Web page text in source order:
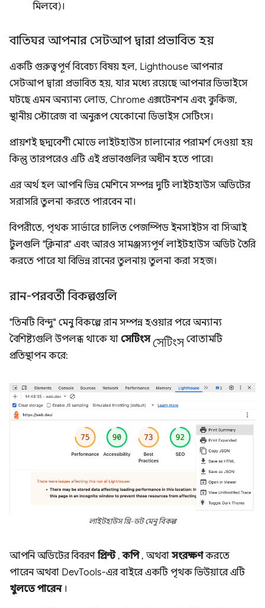
মিলবে)।
বাতিঘর আপনার সেটআপ দ্বারা প্রভাবিত হয়
একটি গুরুত্বপূর্ণ বিবেচ্য বিষয় হল, Lighthouse আপনার
সেটআপ দ্বারা প্রভাবিত হয়, যার মধ্যে রয়েছে আপনার ডিভাইসে
ঘটছে এমন অন্যান্য লোড, Chrome এক্সটেনশন এবং কুকিজ,
স্থানীয় স্টোরেজ বা অনুরূপ যেকোনো ডিভাইস সেটিংস।
প্রায়শই ছদ্মবেশী মোডে লাইটহাউস চালানোর পরামর্শ দেওয়া হয়
কিন্তু তারপরেও এটি এই প্রভাবগুলির অধীন হতে পারে।
এর অর্থ হল আপনি ভিন্ন মেশিনে সম্পন্ন দুটি লাইটহাউস অডিটের
সরাসরি তুলনা করতে পারবেন না।
বিপরীতে, পৃথক সার্ভারে চালিত পেজস্পিড ইনসাইটস বা সিআই
টুলগুলি "ক্লিনার" এবং আরও সামঞ্জস্যপূর্ণ লাইটহাউস অডিট তৈরি
করতে পারে যা বিভিন্ন রানের তুলনায় তুলনা করা সহজ।
রান-পরবর্তী বিকল্পগুলি
"তিনটি বিন্দু" মেনু বিকল্পে রান সম্পন্ন হওয়ার পরে অন্যান্য
বৈশিষ্ট্যগুলি উপলব্ধ থাকে যা সেটিংস সেটিংসবোতামটি
প্রতিস্থাপন করে:
লাইটহাউস থ্রি-ডট মেনু বিকল্প
আপনি অডিটের বিবরণপ্রিন্ট,কপি, অথবা সংরক্ষণকরতে
পারেন অথবা DevTools-এর বাইরে একটি পৃথক ভিউয়ারে এটি
খুলতে পারেন।